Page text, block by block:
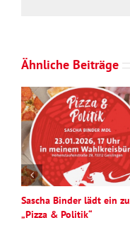
Ähnliche Beiträge
Sascha Binder lädt ein zu
„Pizza & Politik“